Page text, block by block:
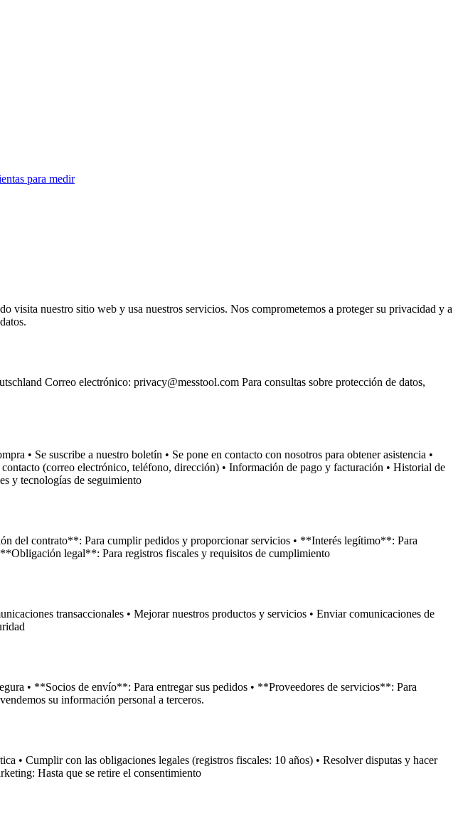
para medir
nuestro sitio web y usa nuestros servicios. Nos comprometemos a proteger su privacidad y a
Correo electrónico: privacy@messtool.com Para consultas sobre protección de datos,
• Se suscribe a nuestro boletín • Se pone en contacto con nosotros para obtener asistencia •
(correo electrónico, teléfono, dirección) • Información de pago y facturación • Historial de
y tecnologías de seguimiento
del contrato**: Para cumplir pedidos y proporcionar servicios • **Interés legítimo**: Para
legal**: Para registros fiscales y requisitos de cumplimiento
transaccionales • Mejorar nuestros productos y servicios • Enviar comunicaciones de
• **Socios de envío**: Para entregar sus pedidos • **Proveedores de servicios**: Para
su información personal a terceros.
• Cumplir con las obligaciones legales (registros fiscales: 10 años) • Resolver disputas y hacer
Hasta que se retire el consentimiento